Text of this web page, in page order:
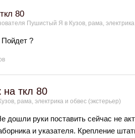
80
Пушистый Я в Кузов, рама,
Пойдет ?
на ткл 80
рама, электрика и обвес (экстерьер)
дошли руки поставить сейчас не
и указателя. Крепление